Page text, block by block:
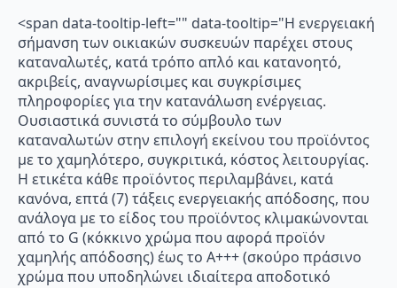
<span data-tooltip-left="" data-tooltip="Η ενεργειακή
σήμανση των οικιακών συσκευών παρέχει στους
καταναλωτές, κατά τρόπο απλό και κατανοητό,
ακριβείς, αναγνωρίσιμες και συγκρίσιμες
πληροφορίες για την κατανάλωση ενέργειας.
Ουσιαστικά συνιστά το σύμβουλο των
καταναλωτών στην επιλογή εκείνου του προϊόντος
με το χαμηλότερο, συγκριτικά, κόστος λειτουργίας.
Η ετικέτα κάθε προϊόντος περιλαμβάνει, κατά
κανόνα, επτά (7) τάξεις ενεργειακής απόδοσης, που
ανάλογα με το είδος του προϊόντος κλιμακώνονται
από το G (κόκκινο χρώμα που αφορά προϊόν
χαμηλής απόδοσης) έως το Α+++ (σκούρο πράσινο
χρώμα που υποδηλώνει ιδιαίτερα αποδοτικό